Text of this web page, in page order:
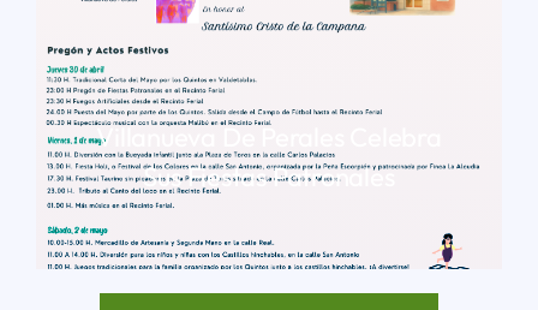
Villanueva De Perales Celebra
Sus Fiestas Patronales